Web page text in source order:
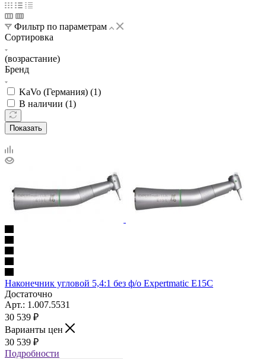
Фильтр по параметрам
Сортировка
(возрастание)
Бренд
KaVo (Германия) (1)
В наличии (1)
Показать
Наконечник угловой 5,4:1 без ф/о Expertmatic E15C
Достаточно
Арт.: 1.007.5531
30 539 ₽
Варианты цен
30 539 ₽
Подробности